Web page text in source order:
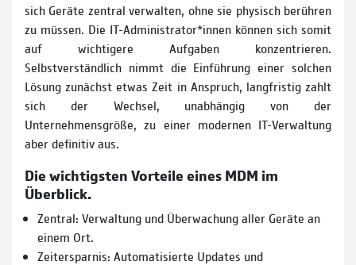
sich Geräte zentral verwalten, ohne sie physisch berühren
zu müssen. Die IT-Administrator*innen können sich somit
auf wichtigere Aufgaben konzentrieren.
Selbstverständlich nimmt die Einführung einer solchen
Lösung zunächst etwas Zeit in Anspruch, langfristig zahlt
sich der Wechsel, unabhängig von der
Unternehmensgröße, zu einer modernen IT-Verwaltung
aber definitiv aus.
Die wichtigsten Vorteile eines MDM im
Überblick.
Zentral: Verwaltung und Überwachung aller Geräte an
einem Ort.
Zeitersparnis: Automatisierte Updates und